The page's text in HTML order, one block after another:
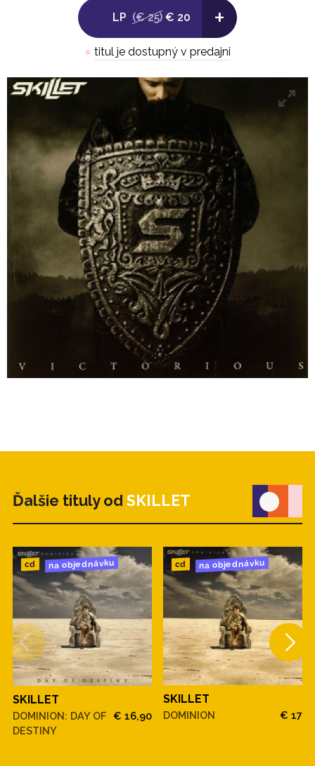
LP (€ 25) € 20 +
● titul je dostupný v predajni
Ďalšie tituly od SKILLET
cd na objednávku
SKILLET
DOMINION: DAY OF
DESTINY
€ 16,90
cd na objednávku
SKILLET
DOMINION € 17